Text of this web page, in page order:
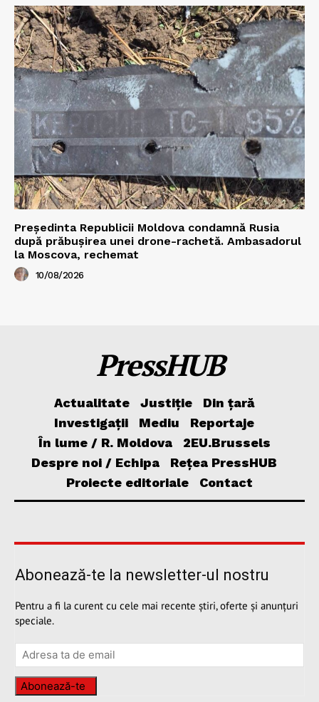
Președinta Republicii Moldova condamnă Rusia
după prăbușirea unei drone-rachetă. Ambasadorul
la Moscova, rechemat
10/08/2026
PressHUB
Actualitate Justiție
Din țară
Investigații
Mediu
Reportaje
În lume / R. Moldova
2EU.Brussels
Despre noi / Echipa
Rețea PressHUB
Proiecte editoriale
Contact
Abonează-te la newsletter-ul nostru
Pentru a fi la curent cu cele mai recente știri, oferte și anunțuri
speciale.
Abonează-te